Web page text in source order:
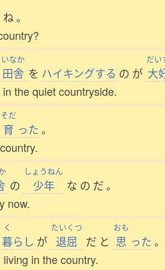
ね。
いなか
田舎 を ハイキングする の が
だい
大
the quiet countryside.
そだ
育 った。
の
しょうねん
少年 な の だ。
now.
く
暮らし が
たいくつ
退屈 だ と
おも
思 った。
in the country.